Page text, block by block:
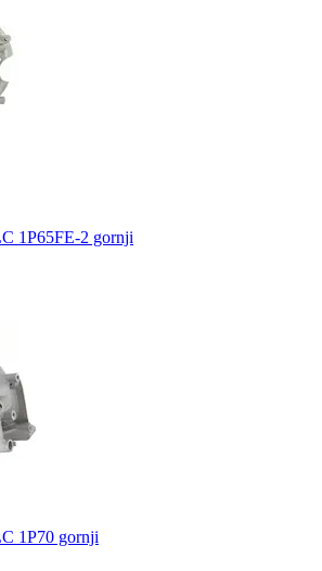
1P65FE-2 gornji
1P70 gornji